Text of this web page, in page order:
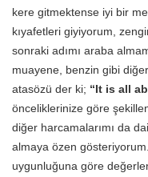
kere gitmektense iyi bir
kıyafetleri giyiyorum,
sonraki adımı araba
muayene, benzin gibi
atasözü der ki; “It is all
önceliklerinize göre
diğer harcamalarımı da
almaya özen
uygunluğuna göre